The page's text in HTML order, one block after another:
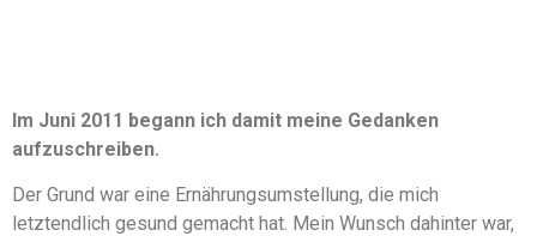
Im Juni 2011 begann ich damit meine Gedanken
aufzuschreiben.
Der Grund war eine Ernährungsumstellung, die mich
letztendlich gesund gemacht hat. Mein Wunsch dahinter war,